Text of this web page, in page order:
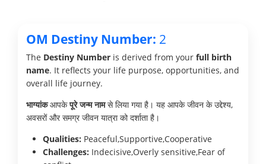
OM Destiny Number: 2
The Destiny Number is derived from your full birth
name. It reflects your life purpose, opportunities, and
overall life journey.
भाग्यांकआपकेपूरे जन्म नामसे लिया गया है। यह आपके जीवन के उद्देश्य,
अवसरों और समग्र जीवन यात्रा को दर्शाता है।
Qualities: Peaceful,Supportive,Cooperative
Challenges: Indecisive,Overly sensitive,Fear of